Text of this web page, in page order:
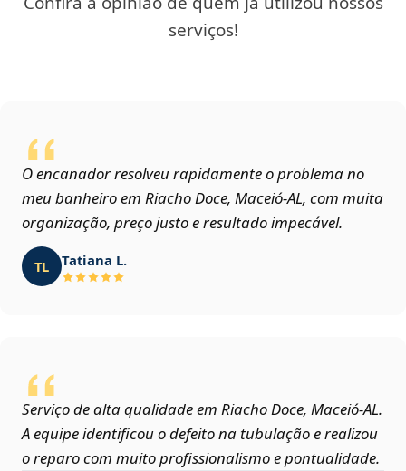
serviços!
O encanador resolveu rapidamente o problema no
meu banheiro em Riacho Doce, Maceió‑AL, com muita
organização, preço justo e resultado impecável.
TL Tatiana L.
Serviço de alta qualidade em Riacho Doce, Maceió‑AL.
A equipe identificou o defeito na tubulação e realizou
o reparo com muito profissionalismo e pontualidade.